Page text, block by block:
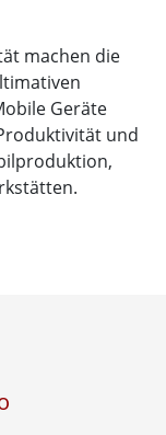
machen die
Geräte
und